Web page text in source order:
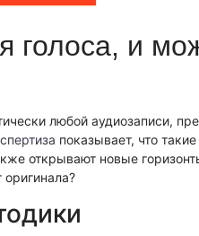
Юридическая
Техническая
и
любой аудиозаписи,
показывает, что
открывают новые